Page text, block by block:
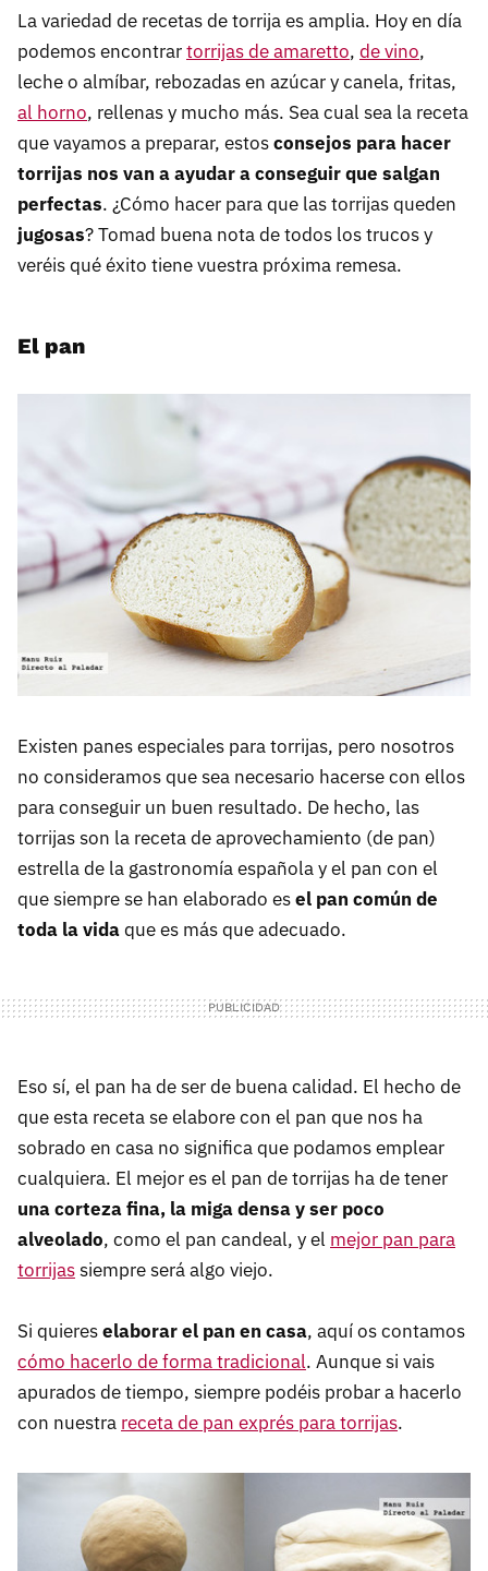
La variedad de recetas de torrija es amplia. Hoy en día
podemos encontrartorrijas de amaretto, de vino,
leche o almíbar, rebozadas en azúcar y canela, fritas,
al horno, rellenas y mucho más. Sea cual sea la receta
que vayamos a preparar, estosconsejos para hacer
torrijas nos van a ayudar a conseguir que salgan
perfectas. ¿Cómo hacer para que las torrijas queden
jugosas? Tomad buena nota de todos los trucos y
veréis qué éxito tiene vuestra próxima remesa.
El pan
Existen panes especiales para torrijas, pero nosotros
no consideramos que sea necesario hacerse con ellos
para conseguir un buen resultado. De hecho, las
torrijas son la receta de aprovechamiento (de pan)
estrella de la gastronomía española y el pan con el
que siempre se han elaborado esel pan común de
toda la vidaque es más que adecuado.
Eso sí, el pan ha de ser de buena calidad. El hecho de
que esta receta se elabore con el pan que nos ha
sobrado en casa no significa que podamos emplear
cualquiera. El mejor es el pan de torrijas ha de tener
una corteza fina, la miga densa y ser poco
alveolado, como el pan candeal, y el mejor pan para
torrijassiempre será algo viejo.
Si quiereselaborar el pan en casa, aquí os contamos
cómo hacerlo de forma tradicional. Aunque si vais
apurados de tiempo, siempre podéis probar a hacerlo
con nuestra receta de pan exprés para torrijas.